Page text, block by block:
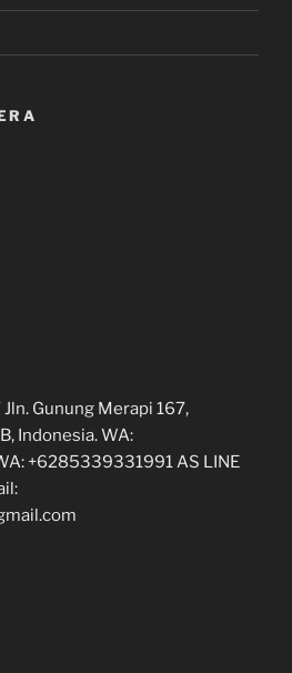
Jln. Gunung Merapi 167,
Indonesia. WA:
+6285339331991 AS LINE